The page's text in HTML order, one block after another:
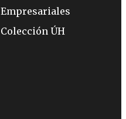
Empresariales
Colección ÚH